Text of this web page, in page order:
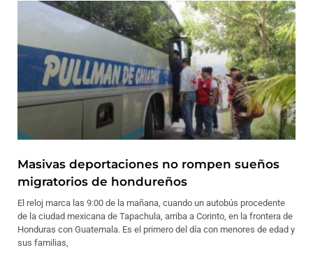
Masivas deportaciones no rompen sueños
migratorios de hondureños
El reloj marca las 9:00 de la mañana, cuando un autobús procedente
de la ciudad mexicana de Tapachula, arriba a Corinto, en la frontera de
Honduras con Guatemala. Es el primero del día con menores de edad y
sus familias,